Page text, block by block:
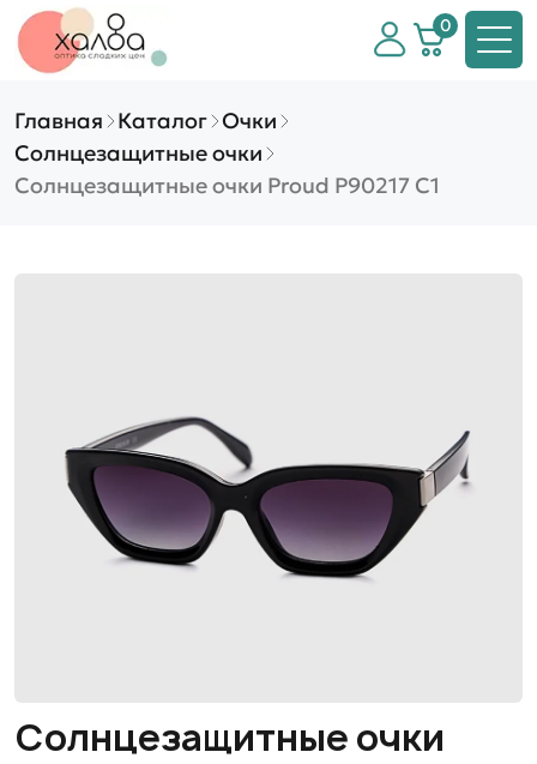
0
Главная Каталог Очки
Солнцезащитные очки
Солнцезащитные очки Proud P90217 C1
Солнцезащитные очки